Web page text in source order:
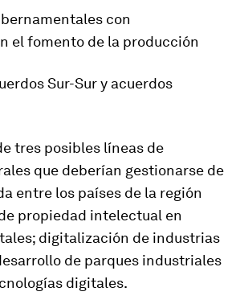
con
el fomento de la producción
Sur-Sur y acuerdos
tres posibles líneas de
que deberían gestionarse de
entre los países de la región
propiedad intelectual en
digitalización de industrias
de parques industriales
digitales.